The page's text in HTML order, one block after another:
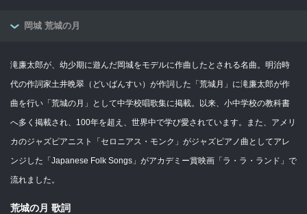
岡城 荒城の月
滝廉太郎が、幼少期に遊んだ岡城をモデルに作曲したとされる名曲。明治時
代の作詞家土井晩翠（どいばんすい）が作詞した「荒城月」に滝廉太郎が作
曲を行い「荒城の月」として中学校唱歌集に掲載。以来、小中学校の教科書
へ多く掲載され、100年を超え、世界中で学び愛されています。また、アメリ
カのジャズピアニスト「セロニアス・モンク」がジャズピアノ曲としてアレ
ンジした「Japanese Folk Songs」がアカデミー賞映画「ラ・ラ・ランド」で
流れました。
荒城の月 歌詞